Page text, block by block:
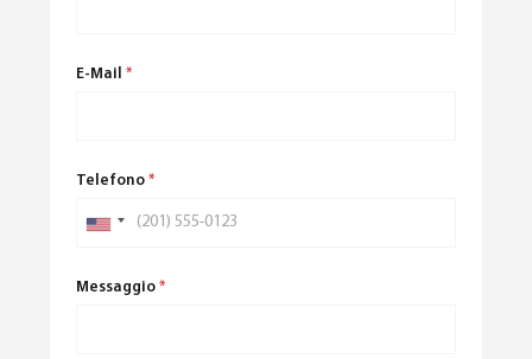
E-Mail *
Telefono *
Messaggio *